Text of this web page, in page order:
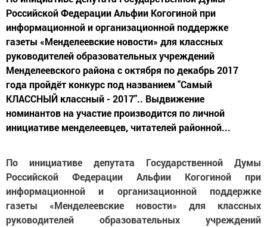
Российской Федерации Альфии Когогиной при
информационной и организационной поддержке
газеты «Менделеевские новости» для классных
руководителей образовательных учреждений
Менделеевского района с октября по декабрь 2017
года пройдёт конкурс под названием "Самый
КЛАССНЫЙ классный - 2017".. Выдвижение
номинантов на участие производится по личной
инициативе менделеевцев, читателей районной...
По инициативе депутата Государственной Думы
Российской Федерации Альфии Когогиной при
информационной и организационной поддержке
газеты «Менделеевские новости» для классных
руководителей образовательных учреждений